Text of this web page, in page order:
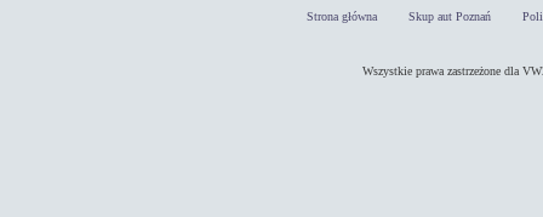
Strona główna Skup aut Poznań
Wszystkie prawa zastrzeżone dla